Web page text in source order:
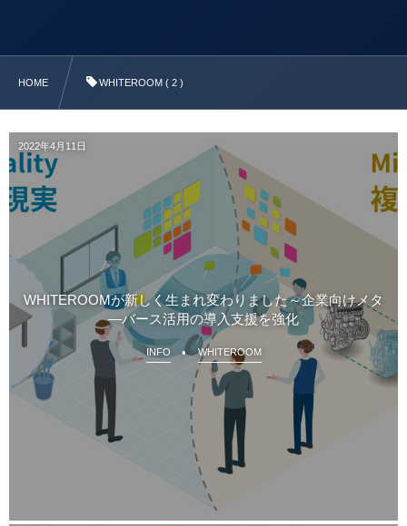
HOME WHITEROOM ( 2 )
2022年4月11日
WHITEROOMが新しく生まれ変わりました～企業向けメタ
―バース活用の導入支援を強化
INFO WHITEROOM